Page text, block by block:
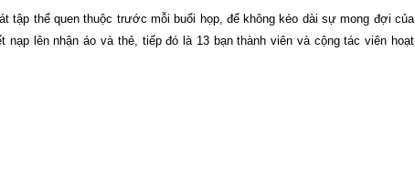
tập thể quen thuộc trước mỗi buổi họp, để không kéo dài sự mong đợi của
lên nhận áo và thẻ, tiếp đó là 13 bạn thành viên và cộng tác viên hoạt